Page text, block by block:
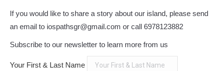
If you would like to share a story about our island, please send
an email to iospathsgr@gmail.com or call 6978123882
Subscribe to our newsletter to learn more from us
Your First & Last Name